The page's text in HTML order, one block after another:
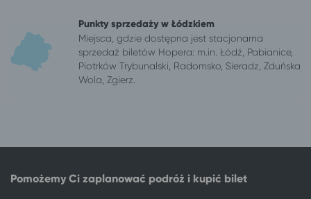
Warszawa
Piotrków Trybunalski
Warszawa
Płock
Warszawa
Poznań
Warszawa
Warszawa
Wałbrzych
Warszawa
Punkty sprzedaży w Łódzkiem
Miejsca, gdzie dostępna jest stacjonarna
sprzedaż biletów Hopera: m.in. Łódź, Pabianice,
Piotrków Trybunalski, Radomsko, Sieradz, Zduńska
Wola, Zgierz.
Pomożemy Ci zaplanować podróż i kupić bilet